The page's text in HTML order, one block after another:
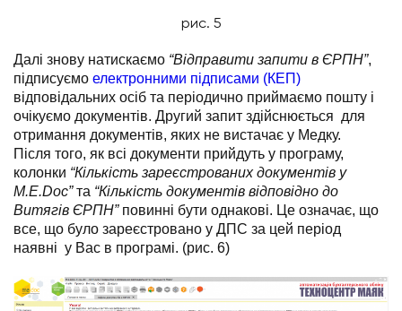
рис. 5
Далі знову натискаємо “Відправити запити в ЄРПН”,
підписуємо електронними підписами (КЕП)
відповідальних осіб та періодично приймаємо пошту і
очікуємо документів. Другий запит здійснюється для
отримання документів, яких не вистачає у Медку.
Після того, як всі документи прийдуть у програму,
колонки “Кількість зареєстрованих документів у
M.E.Doc”та “Кількість документів відповідно до
Витягів ЄРПН”повинні бути однакові. Це означає, що
все, що було зареєстровано у ДПС за цей період
наявні у Вас в програмі. (рис. 6)